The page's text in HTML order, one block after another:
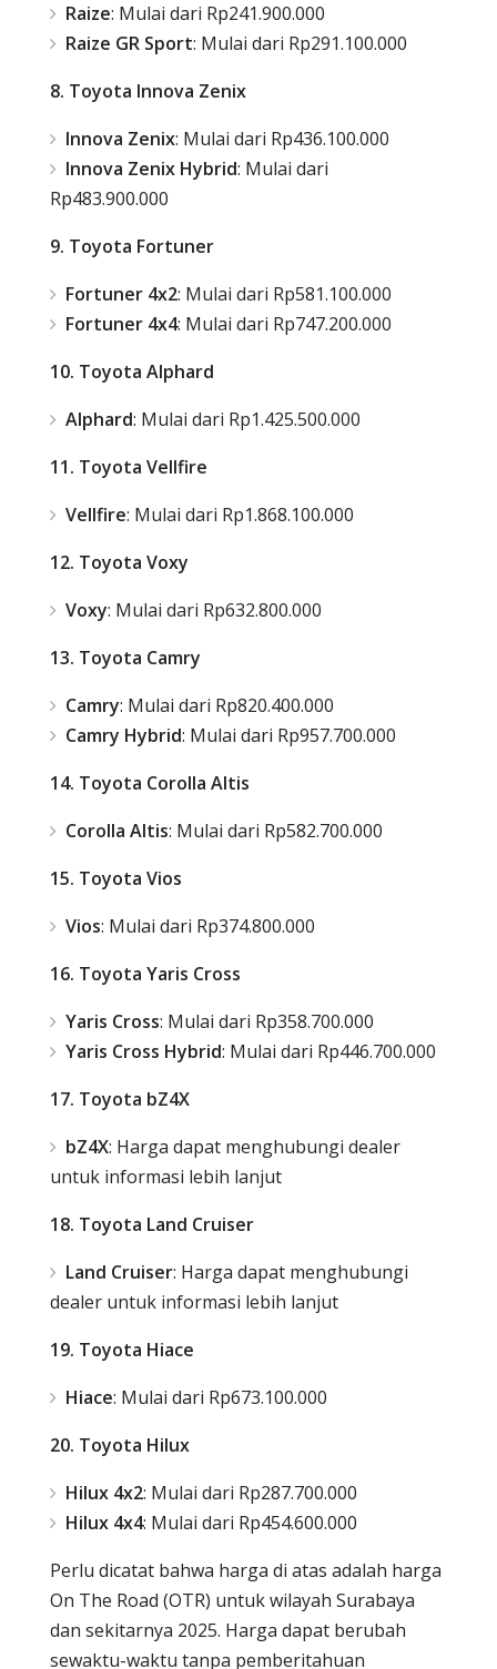
Raize: Mulai dari Rp241.900.000
Raize GR Sport: Mulai dari Rp291.100.000
8. Toyota Innova Zenix
Innova Zenix: Mulai dari Rp436.100.000
Innova Zenix Hybrid: Mulai dari
Rp483.900.000
9. Toyota Fortuner
Fortuner 4x2: Mulai dari Rp581.100.000
Fortuner 4x4: Mulai dari Rp747.200.000
10. Toyota Alphard
Alphard: Mulai dari Rp1.425.500.000
11. Toyota Vellfire
Vellfire: Mulai dari Rp1.868.100.000
12. Toyota Voxy
Voxy: Mulai dari Rp632.800.000
13. Toyota Camry
Camry: Mulai dari Rp820.400.000
Camry Hybrid: Mulai dari Rp957.700.000
14. Toyota Corolla Altis
Corolla Altis: Mulai dari Rp582.700.000
15. Toyota Vios
Vios: Mulai dari Rp374.800.000
16. Toyota Yaris Cross
Yaris Cross: Mulai dari Rp358.700.000
Yaris Cross Hybrid: Mulai dari Rp446.700.000
17. Toyota bZ4X
bZ4X: Harga dapat menghubungi dealer
untuk informasi lebih lanjut
18. Toyota Land Cruiser
Land Cruiser: Harga dapat menghubungi
dealer untuk informasi lebih lanjut
19. Toyota Hiace
Hiace: Mulai dari Rp673.100.000
20. Toyota Hilux
Hilux 4x2: Mulai dari Rp287.700.000
Hilux 4x4: Mulai dari Rp454.600.000
Perlu dicatat bahwa harga di atas adalah harga
On The Road (OTR) untuk wilayah Surabaya
dan sekitarnya 2025. Harga dapat berubah
sewaktu-waktu tanpa pemberitahuan